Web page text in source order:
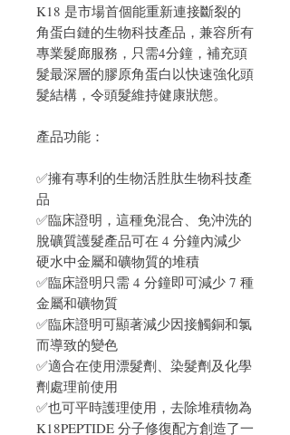
K18 是市場首個能重新連接斷裂的
角蛋白鏈的生物科技產品，兼容所有
專業髮廊服務，只需4分鐘，補充頭
髮最深層的膠原角蛋白以快速強化頭
髮結構，令頭髮維持健康狀態。
產品功能：
✅擁有專利的生物活胜肽生物科技產
品
✅臨床證明，這種免混合、免沖洗的
脫礦質護髮產品可在 4 分鐘內減少
硬水中金屬和礦物質的堆積
✅臨床證明只需 4 分鐘即可減少 7 種
金屬和礦物質
✅臨床證明可顯著減少因接觸銅和氯
而導致的變色
✅適合在使用漂髮劑、染髮劑及化學
劑處理前使用
✅也可平時護理使用，去除堆積物為
K18PEPTIDE 分子修復配方創造了一